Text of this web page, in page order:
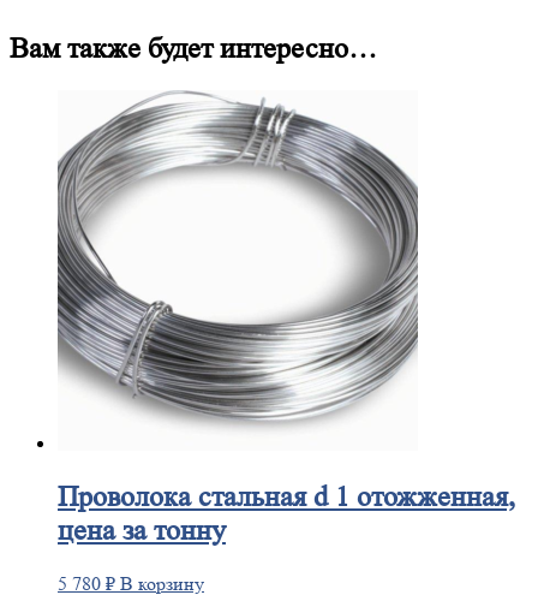
Вам также будет интересно…
Проволокастальная d 1 отожженная,
цена за тонну
5 780 ₽ В корзину